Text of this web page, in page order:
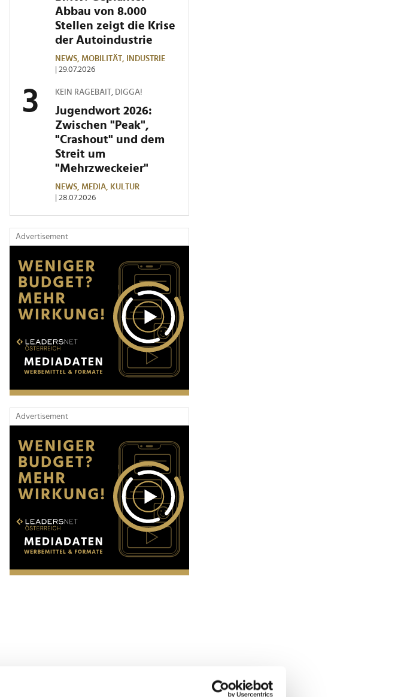
Abbau von 8.000
Stellen zeigt die Krise
der Autoindustrie
NEWS, MOBILITÄT,
INDUSTRIE
| 29.07.2026
KEIN RAGEBAIT, DIGGA!
Jugendwort 2026:
Zwischen "Peak",
"Crashout" und dem
Streit um
"Mehrzweckeier"
NEWS, MEDIA,
KULTUR
| 28.07.2026
Advertisement
Advertisement